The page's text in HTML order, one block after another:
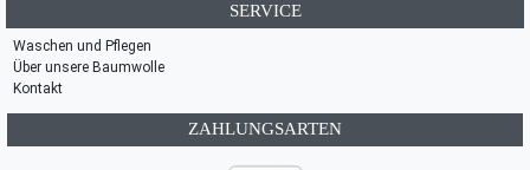
SERVICE
Waschen und Pflegen
Über unsere Baumwolle
Kontakt
ZAHLUNGSARTEN